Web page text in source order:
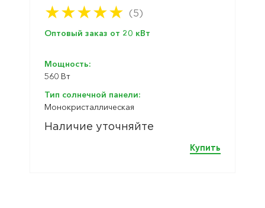
★★★★★ (5)
Оптовый заказ от 20 кВт
Мощность:
560 Вт
Тип солнечной панели:
Монокристаллическая
Наличие уточняйте
Купить